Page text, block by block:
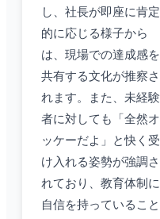
し、社長が即座に肯定
的に応じる様子から
は、現場での達成感を
共有する文化が推察さ
れます。また、未経験
者に対しても「全然オ
ッケーだよ」と快く受
け入れる姿勢が強調さ
れており、教育体制に
自信を持っていること